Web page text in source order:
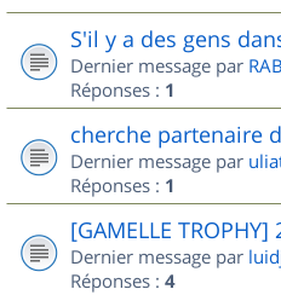
S'il y a des gens
Dernier message par
Réponses : 1
cherche partenaire
Dernier message par
Réponses : 1
[GAMELLE
Dernier message par
Réponses : 4